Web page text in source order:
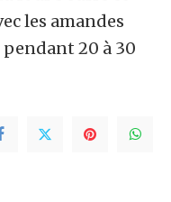
les amandes
20 à 30